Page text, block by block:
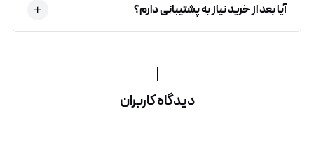
آیا بعد از خرید نیاز به پشتیبانی دارم؟
دیدگاه کاربران